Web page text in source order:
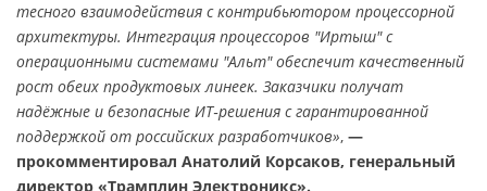
тесного взаимодействия с контрибьютором процессорной
архитектуры. Интеграция процессоров "Иртыш" с
операционными системами "Альт" обеспечит качественный
рост обеих продуктовых линеек. Заказчики получат
надёжные и безопасные ИТ‑решения с гарантированной
поддержкой от российских разработчиков», —
прокомментировал Анатолий Корсаков, генеральный
директор «Трамплин Электроникс».